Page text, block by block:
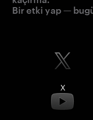
Bir etki yap —
X